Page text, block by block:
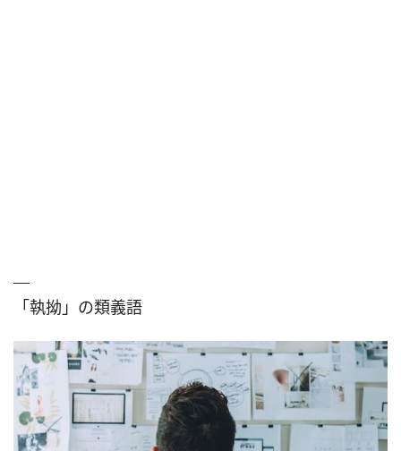
「執拗」の類義語